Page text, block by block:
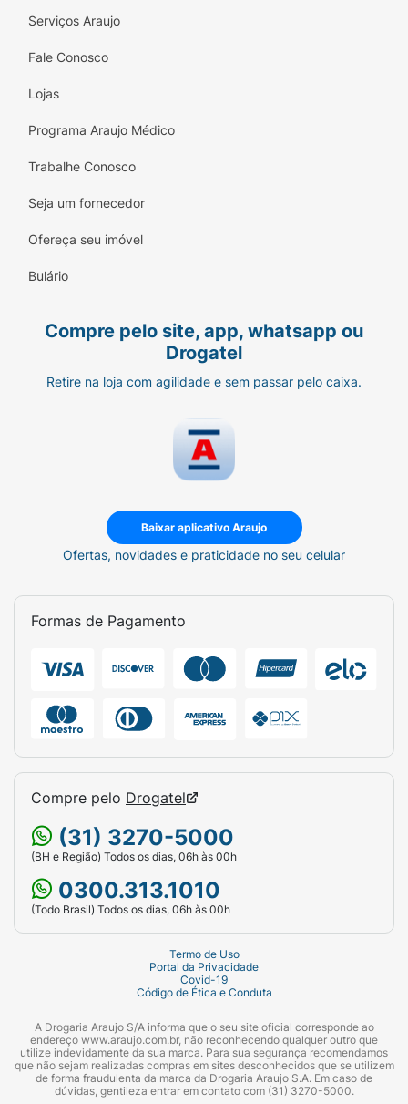
Aplique diariamente nos pés e as áreas
ressecadas, com massagens circulares, até
absorção completa do creme
Resultado
Pés hidratados e renovados, com toque suave
Serviços Araujo
Fale Conosco
Lojas
Programa Araujo Médico
Trabalhe Conosco
Seja um fornecedor
Ofereça seu imóvel
Bulário
Compre pelo site, app, whatsapp ou
Drogatel
Retire na loja com agilidade e sem passar pelo caixa.
Baixar aplicativo Araujo
Ofertas, novidades e praticidade no seu celular
Formas de Pagamento
Compre pelo Drogatel
(31) 3270-5000
(BH e Região) Todos os dias, 06h às 00h
0300.313.1010
(Todo Brasil) Todos os dias, 06h às 00h
Termo de Uso
Portal da Privacidade
Covid-19
Código de Ética e Conduta
A Drogaria Araujo S/A informa que o seu site oficial corresponde ao
endereço www.araujo.com.br, não reconhecendo qualquer outro que
utilize indevidamente da sua marca. Para sua segurança recomendamos
que não sejam realizadas compras em sites desconhecidos que se utilizem
de forma fraudulenta da marca da Drogaria Araujo S.A. Em caso de
dúvidas, gentileza entrar em contato com (31) 3270-5000.